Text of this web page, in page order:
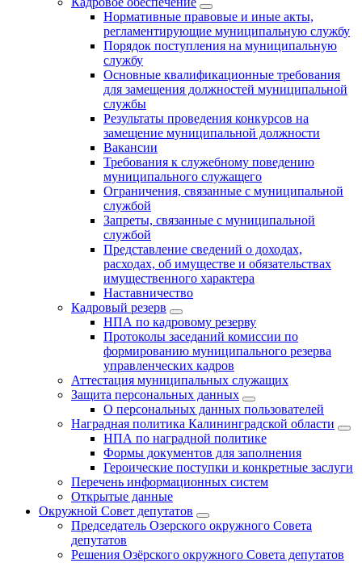
Нормативные правовые и иные акты,
регламентирующие муниципальную службу
Порядок поступления на муниципальную
службу
Основные квалификационные требования
для замещения должностей муниципальной
службы
Результаты проведения конкурсов на
замещение муниципальной должности
Вакансии
Требования к служебному поведению
муниципального служащего
Ограничения, связанные с муниципальной
службой
Запреты, связанные с муниципальной
службой
Представление сведений о доходах,
расходах, об имуществе и обязательствах
имущественного характера
Наставничество
Кадровый резерв
НПА по кадровому резерву
Протоколы заседаний комиссии по
формированию муниципального резерва
управленческих кадров
Аттестация муниципальных служащих
Защита персональных данных
О персональных данных пользователей
Наградная политика Калининградской области
НПА по наградной политике
Формы документов для заполнения
Героические поступки и конкретные заслуги
Перечень информационных систем
Открытые данные
Окружной Совет депутатов
Председатель Озерского окружного Совета
депутатов
Решения Озёрского окружного Совета депутатов